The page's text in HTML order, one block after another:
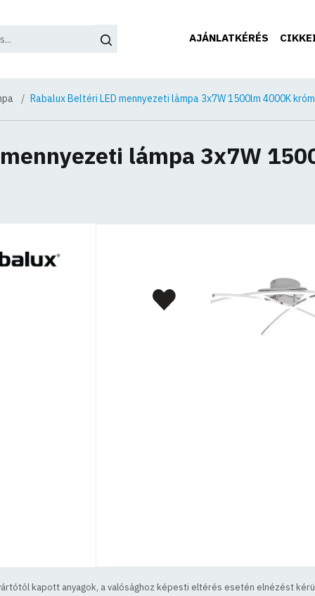
AJÁNLATKÉRÉS
Rabalux Beltéri LED mennyezeti lámpa 3x7W 1500lm 4000K
lámpa 3x7W
kapott anyagok, a valósághoz képesti eltérés esetén elnézést